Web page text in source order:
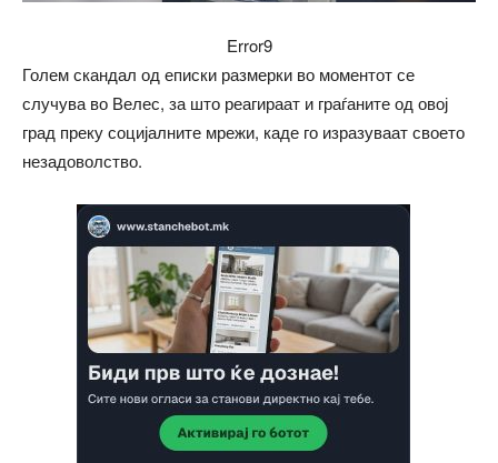
Error9
Голем скандал од еписки размерки во моментот се
случува во Велес, за што реагираат и граѓаните од овој
град преку социјалните мрежи, каде го изразуваат своето
незадоволство.